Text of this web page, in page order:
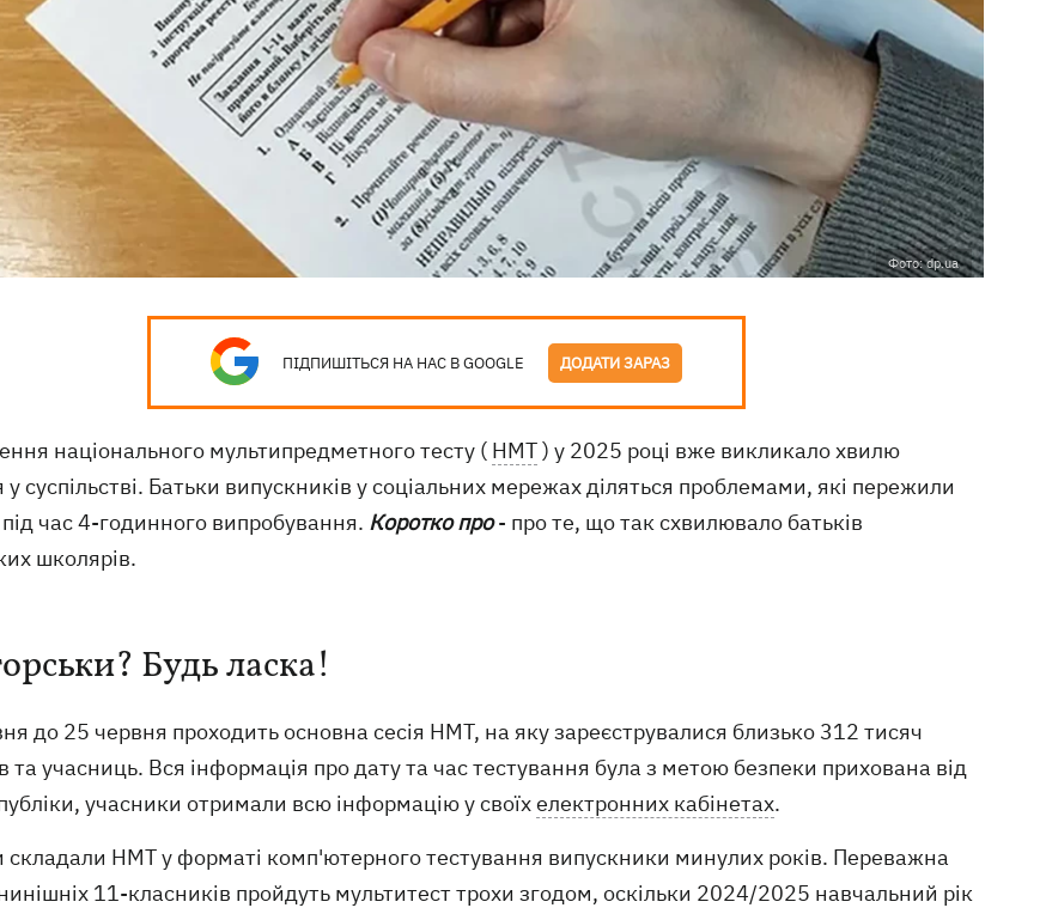
Фото: dp.ua
ПІДПИШІТЬСЯ НА НАС В GOOGLE ДОДАТИ ЗАРАЗ
національного мультипредметного тесту ( НМТ) у 2025 році вже викликало хвилю
суспільстві. Батьки випускників у соціальних мережах діляться проблемами, які пережили
під час 4-годинного випробування. Коротко про- про те, що так схвилювало батьків
школярів.
Будь ласка!
до 25 червня проходить основна сесія НМТ, на яку зареєструвалися близько 312 тисяч
та учасниць. Вся інформація про дату та час тестування була з метою безпеки прихована від
учасники отримали всю інформацію у своїхелектронних кабінетах.
НМТ у форматі комп'ютерного тестування випускники минулих років. Переважна
11-класників пройдуть мультитест трохи згодом, оскільки 2024/2025 навчальний рік